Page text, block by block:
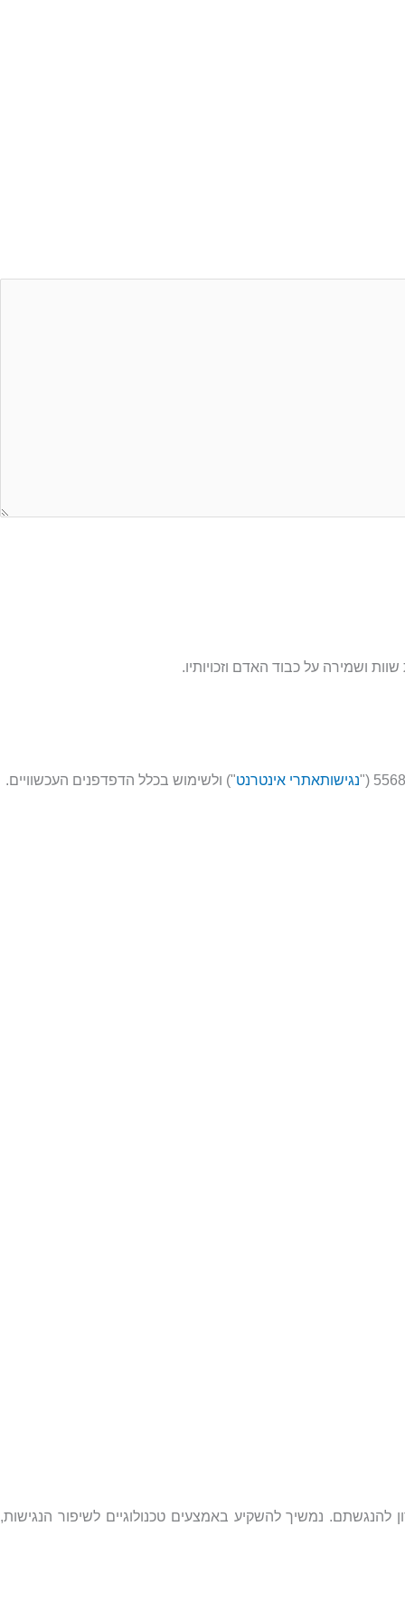
ושמירה על כבוד האדם וזכויותיו.
נגישותאתרי אינטרנט") ולשימוש בכלל הדפדפנים העכשוויים.
להנגשתם. נמשיך להשקיע באמצעים טכנולוגיים לשיפור הנגישות,